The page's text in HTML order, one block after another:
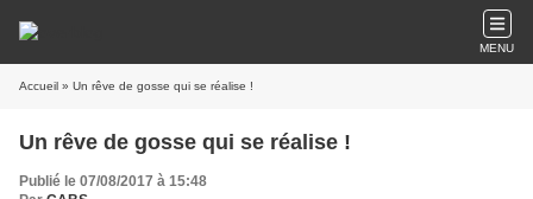
MENU
Accueil » Un rêve de gosse qui se réalise !
Un rêve de gosse qui se réalise !
Publié le 07/08/2017 à 15:48